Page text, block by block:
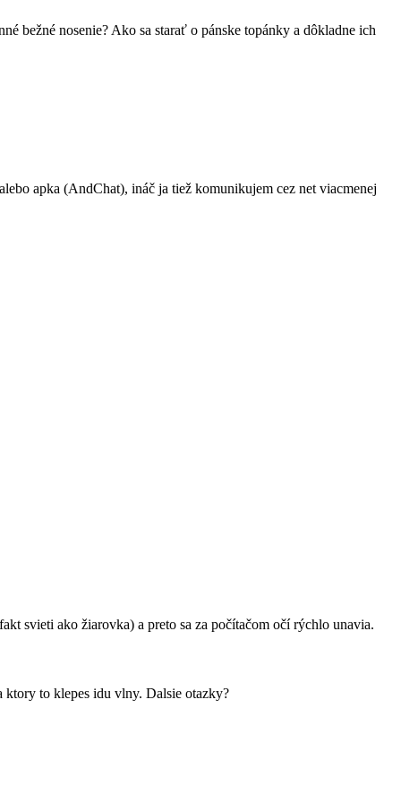
bežné nosenie? Ako sa starať o pánske topánky a dôkladne ich
apka (AndChat), ináč ja tiež komunikujem cez net viacmenej
svieti ako žiarovka) a preto sa za počítačom očí rýchlo unavia.
ktory to klepes idu vlny. Dalsie otazky?